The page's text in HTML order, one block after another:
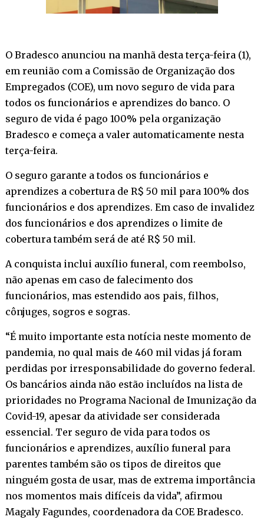
O Bradesco anunciou na manhã desta terça-feira (1),
em reunião com a Comissão de Organização dos
Empregados (COE), um novo seguro de vida para
todos os funcionários e aprendizes do banco. O
seguro de vida é pago 100% pela organização
Bradesco e começa a valer automaticamente nesta
terça-feira.
O seguro garante a todos os funcionários e
aprendizes a cobertura de R$ 50 mil para 100% dos
funcionários e dos aprendizes. Em caso de invalidez
dos funcionários e dos aprendizes o limite de
cobertura também será de até R$ 50 mil.
A conquista inclui auxílio funeral, com reembolso,
não apenas em caso de falecimento dos
funcionários, mas estendido aos pais, filhos,
cônjuges, sogros e sogras.
“É muito importante esta notícia neste momento de
pandemia, no qual mais de 460 mil vidas já foram
perdidas por irresponsabilidade do governo federal.
Os bancários ainda não estão incluídos na lista de
prioridades no Programa Nacional de Imunização da
Covid-19, apesar da atividade ser considerada
essencial. Ter seguro de vida para todos os
funcionários e aprendizes, auxílio funeral para
parentes também são os tipos de direitos que
ninguém gosta de usar, mas de extrema importância
nos momentos mais difíceis da vida”, afirmou
Magaly Fagundes, coordenadora da COE Bradesco.